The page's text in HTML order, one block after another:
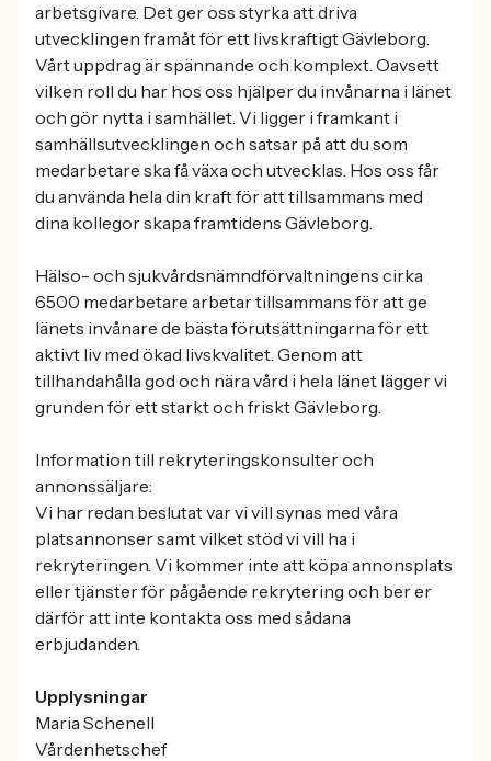
arbetsgivare. Det ger oss styrka att driva
utvecklingen framåt för ett livskraftigt Gävleborg.
Vårt uppdrag är spännande och komplext. Oavsett
vilken roll du har hos oss hjälper du invånarna i länet
och gör nytta i samhället. Vi ligger i framkant i
samhällsutvecklingen och satsar på att du som
medarbetare ska få växa och utvecklas. Hos oss får
du använda hela din kraft för att tillsammans med
dina kollegor skapa framtidens Gävleborg.
Hälso- och sjukvårdsnämndförvaltningens cirka
6500 medarbetare arbetar tillsammans för att ge
länets invånare de bästa förutsättningarna för ett
aktivt liv med ökad livskvalitet. Genom att
tillhandahålla god och nära vård i hela länet lägger vi
grunden för ett starkt och friskt Gävleborg.
Information till rekryteringskonsulter och
annonssäljare:
Vi har redan beslutat var vi vill synas med våra
platsannonser samt vilket stöd vi vill ha i
rekryteringen. Vi kommer inte att köpa annonsplats
eller tjänster för pågående rekrytering och ber er
därför att inte kontakta oss med sådana
erbjudanden.
Upplysningar
Maria Schenell
Vårdenhetschef